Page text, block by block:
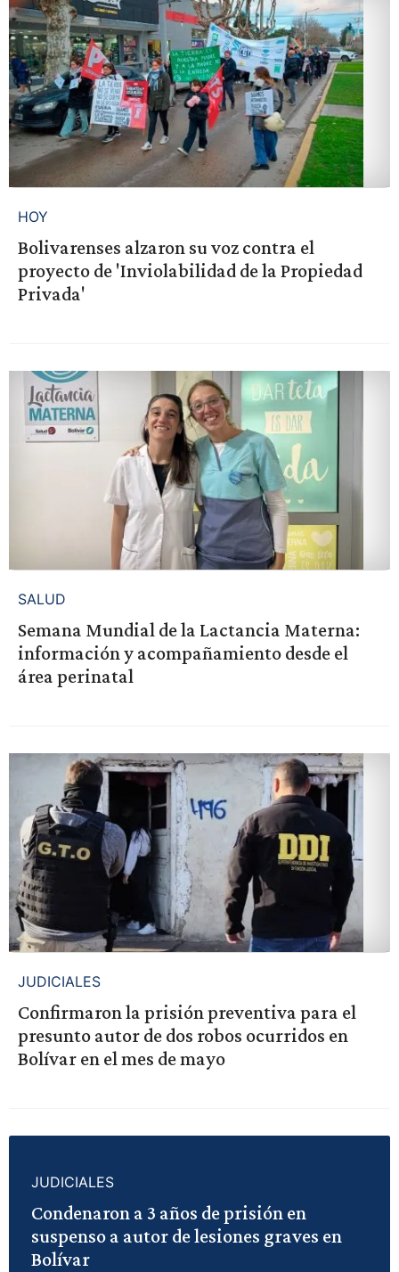
HOY
Bolivarenses alzaron su voz contra el
proyecto de 'Inviolabilidad de la Propiedad
Privada'
SALUD
Semana Mundial de la Lactancia Materna:
información y acompañamiento desde el
área perinatal
JUDICIALES
Confirmaron la prisión preventiva para el
presunto autor de dos robos ocurridos en
Bolívar en el mes de mayo
JUDICIALES
Condenaron a 3 años de prisión en
suspenso a autor de lesiones graves en
Bolívar